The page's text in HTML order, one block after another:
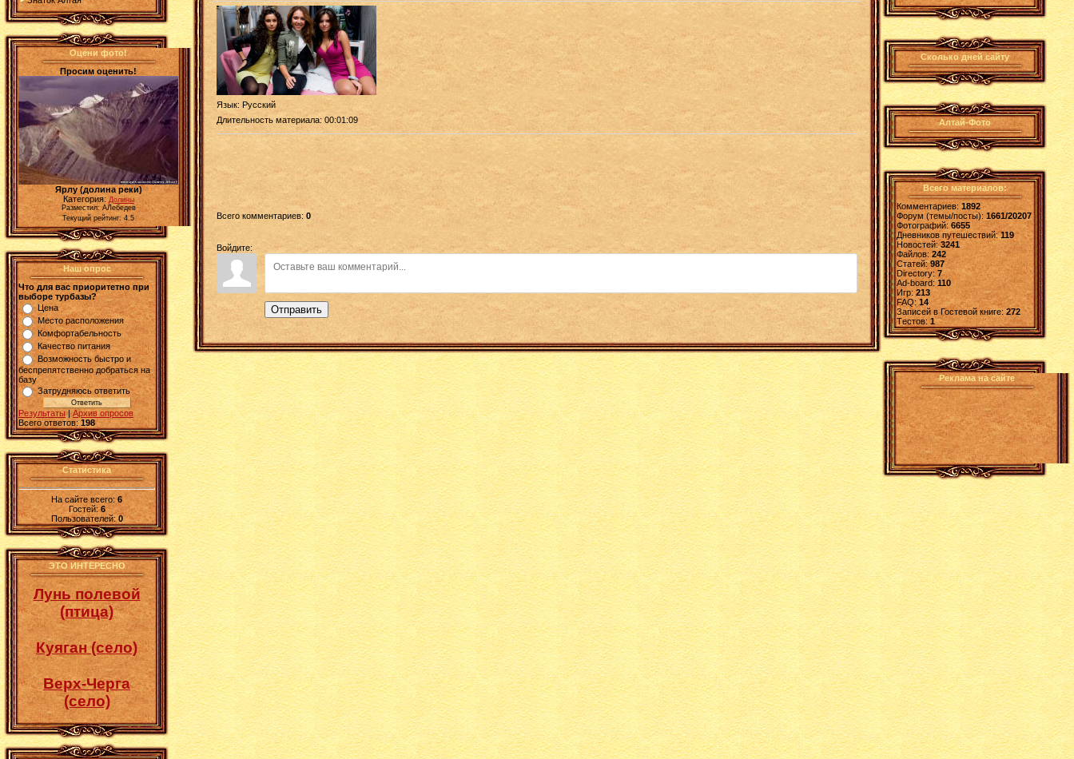
Оцени фото!
Просим оценить!
Ярлу (долина реки)
Категория: Долины
Разместил: АЛебедев
Текущий рейтинг: 4.5
Наш опрос
Что для вас приоритетно при
выборе турбазы?
Цена
Место расположения
Комфортабельность
Качество питания
Возможность быстро и
беспрепятственно добраться на
базу
Затрудняюсь ответить
Результаты |Архив опросов
Всего ответов: 198
Статистика
На сайте всего:6
Гостей:6
Пользователей: 0
ЭТО ИНТЕРЕСНО
Лунь полевой
(птица)
Куяган (село)
Верх-Черга
(село)
Язык: Русский
Длительность материала: 00:01:09
Всего комментариев: 0
Войдите:
Отправить
Сколько дней сайту
Алтай-Фото
Всего материалов:
Комментариев: 1892
Форум (темы/посты):1661/20207
Фотографий:6655
Дневников путешествий:119
Новостей:3241
Файлов: 242
Статей:987
Directory: 7
Ad-board:110
Игр: 213
FAQ:14
Записей в Гостевой книге:272
Tестов: 1
Реклама на сайте